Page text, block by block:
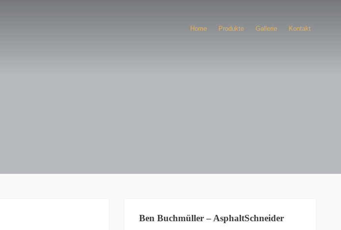
Home Produkte Gallerie Kontakt
Ben Buchmüller – AsphaltSchneider